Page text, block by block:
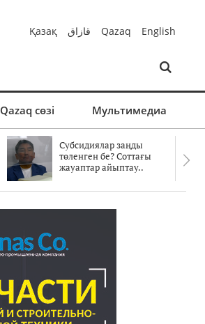
Қазақ قازاق Qazaq English
Qazaq сөзі Мультимедиа
Субсидиялар заңды
төленген бе? Соттағы
жауаптар айыптау..